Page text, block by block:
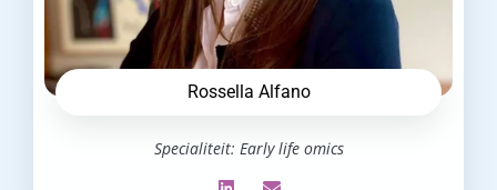
Rossella Alfano
Specialiteit: Early life omics